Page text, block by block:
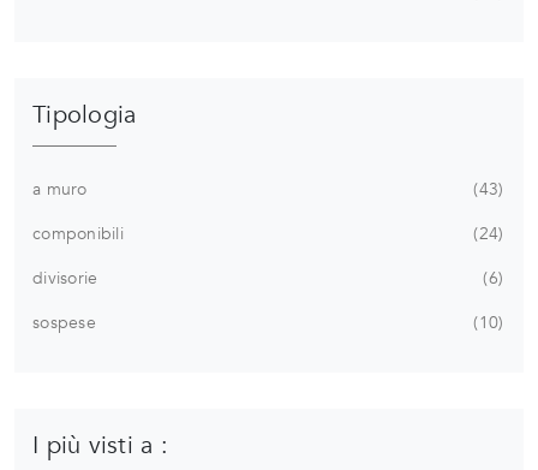
Tipologia
a muro
43
componibili
24
divisorie
6
sospese
10
I più visti a :